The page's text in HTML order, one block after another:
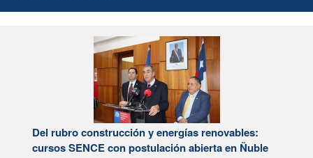
Del rubro construcción y energías renovables:
cursos SENCE con postulación abierta en Ñuble